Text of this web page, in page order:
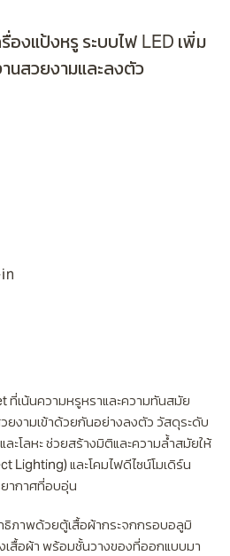
รื่องแป้งหรู ระบบไฟ LED เพิ่ม
นสวยงามและลงตัว
ที่เน้นความหรูหราและความทันสมัย
งามเข้าด้วยกันอย่างลงตัว วัสดุระดับ
ะโลหะ ช่วยสร้างมิติและความล้ำสมัยให้
Lighting) และโคมไฟดีไซน์โมเดิร์น
ากาศที่อบอุ่น
ภาพด้วยตู้เสื้อผ้ากระจกกรอบอลูมิ
เสื้อผ้า พร้อมชั้นวางของที่ออกแบบมา